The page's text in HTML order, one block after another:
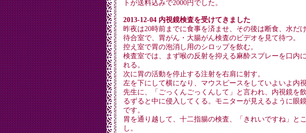
トが送料込みで2000円でした。
2013-12-04 内視鏡検査を受けてきました
昨夜は20時前までに食事を済ませ、その後は断食、水だけ
待合室で、胃がん・大腸がん検査のビデオを見て待つ。
控え室で胃の泡消し用のシロップを飲む。
検査室では、まず喉の反射を抑える麻酔スプレーを口内
れる。
次に胃の活動を停止する注射を右肩に射す。
左を下にして横になり、マウスピースをしていよいよ内視
先生に、「ごっくんごっくんして」と言われ、内視鏡を
るずると中に侵入してくる。モニターが見えるように眼
です。
胃を通り越して、十二指腸の検査、「きれいですね」と
し。